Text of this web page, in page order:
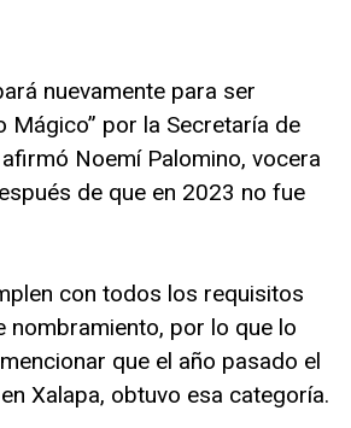
nuevamente para ser
Mágico” por la Secretaría de
Noemí Palomino, vocera
de que en 2023 no fue
con todos los requisitos
nombramiento, por lo que lo
que el año pasado el
Xalapa, obtuvo esa categoría.